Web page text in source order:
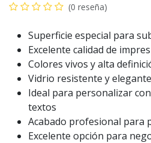
(0 reseña)
Superficie especial para
Excelente calidad de
Colores vivos y alta
Vidrio resistente y elegante
Ideal para personalizar
textos
Acabado profesional para
Excelente opción para